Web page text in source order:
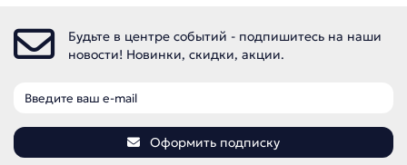
Будьте в центре событий - подпишитесь на наши
новости! Новинки, скидки, акции.
Оформить подписку